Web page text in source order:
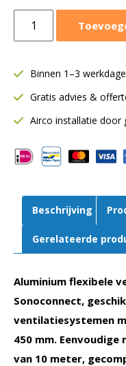
flexibele
Ø457
|
Sonoconnect
Geïsoleerd
|
meter
aantal
Binnen 1–3
Gratis advies &
Airco installatie door
Beschrijving
Gerelateerde
Aluminium flexibele
Sonoconnect,
ventilatiesystemen
450 mm.
van 10 meter,